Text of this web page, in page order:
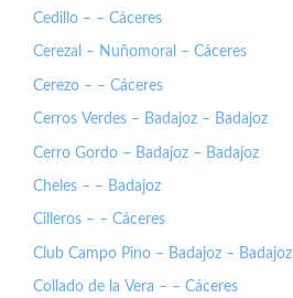
Cedillo – – Cáceres
Cerezal – Nuñomoral – Cáceres
Cerezo – – Cáceres
Cerros Verdes – Badajoz – Badajoz
Cerro Gordo – Badajoz – Badajoz
Cheles – – Badajoz
Cilleros – – Cáceres
Club Campo Pino – Badajoz – Badajoz
Collado de la Vera – – Cáceres